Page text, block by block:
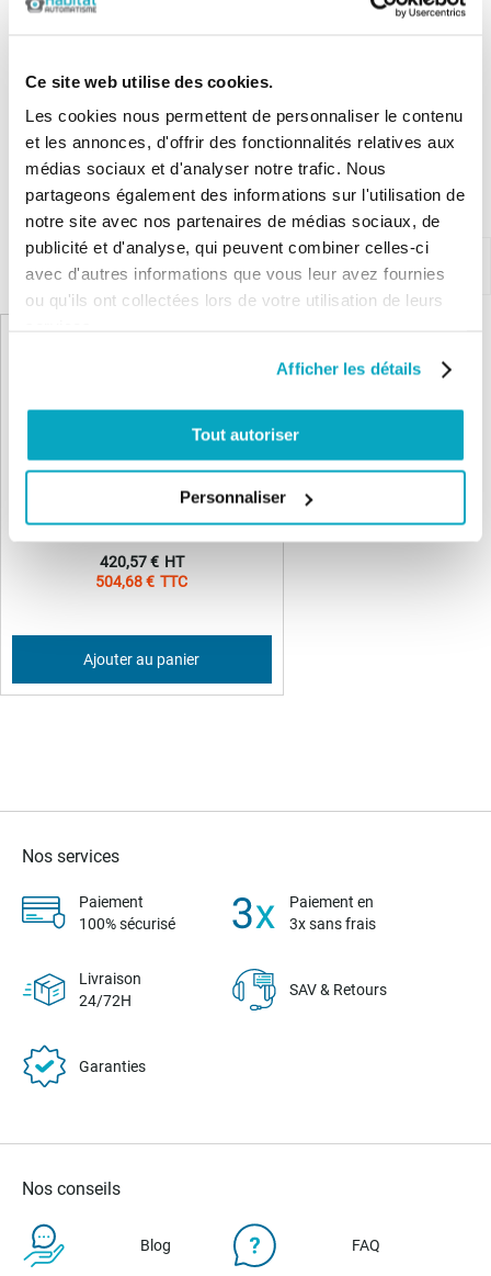
Ce site web utilise des cookies.
Les cookies nous permettent de personnaliser le contenu
et les annonces, d'offrir des fonctionnalités relatives aux
médias sociaux et d'analyser notre trafic. Nous
partageons également des informations sur l'utilisation de
notre site avec nos partenaires de médias sociaux, de
publicité et d'analyse, qui peuvent combiner celles-ci
avec d'autres informations que vous leur avez fournies
ou qu'ils ont collectées lors de votre utilisation de leurs
Afficher les détails
Tout autoriser
Personnaliser
Les questions / réponses
Pas encore de questions
Connectez vous pour poser votre question
Produits complémentaires
Nice Solemyo - Kit à énergie solaire
504,68 €
420,57 €
Ajouter au panier
Nos services
Paiement
100% sécurisé
Paiement en
3x sans frais
Livraison
24/72H
SAV & Retours
Garanties
Nos conseils
Blog FAQ